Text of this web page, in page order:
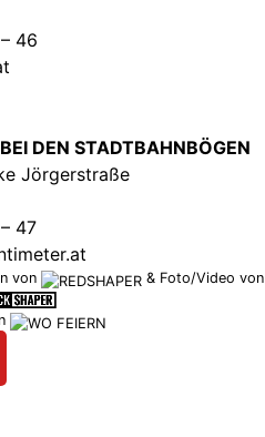
46
DEN STADTBAHNBÖGEN
Jörgerstraße
47
von & Foto/Video von